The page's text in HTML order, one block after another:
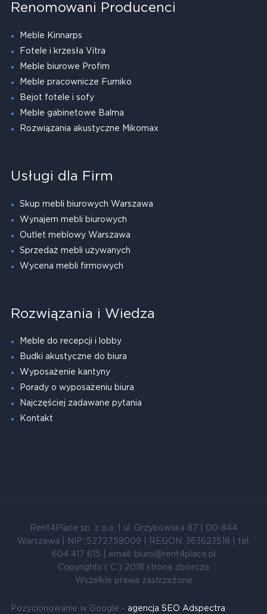
Renomowani Producenci
Meble Kinnarps
Fotele i krzesła Vitra
Meble biurowe Profim
Meble pracownicze Furniko
Bejot fotele i sofy
Meble gabinetowe Balma
Rozwiązania akustyczne Mikomax
Usługi dla Firm
Skup mebli biurowych Warszawa
Wynajem mebli biurowych
Outlet meblowy Warszawa
Sprzedaż mebli używanych
Wycena mebli firmowych
Rozwiązania i Wiedza
Meble do recepcji i lobby
Budki akustyczne do biura
Wyposażenie kantyny
Porady o wyposażeniu biura
Najczęściej zadawane pytania
Kontakt
Rent4Place sp. z o.o. | ul. Grzybowska 87 | 00-844
Warszawa | NIP: 5272758009 | REGON: 363623518 | tel:
604 417 615 | email: biuro@rent4place.pl
Copyrights ( C ) 2018 strona zbiorcza
Wszelkie prawa zastrzeżone
Pozycjonowanie w Google - agencja SEO Adspectra